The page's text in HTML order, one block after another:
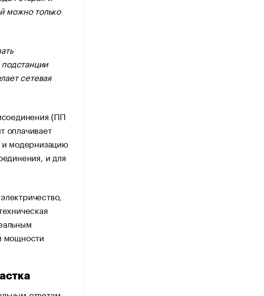
можно только
сетевая
(ПП
оплачивает
и модернизацию
и для
мощности